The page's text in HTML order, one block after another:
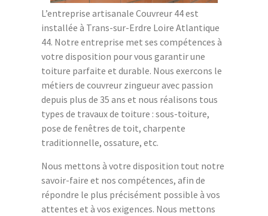
L’entreprise artisanale Couvreur 44 est
installée à Trans-sur-Erdre Loire Atlantique
44. Notre entreprise met ses compétences à
votre disposition pour vous garantir une
toiture parfaite et durable. Nous exercons le
métiers de couvreur zingueur avec passion
depuis plus de 35 ans et nous réalisons tous
types de travaux de toiture : sous-toiture,
pose de fenêtres de toit, charpente
traditionnelle, ossature, etc.
Nous mettons à votre disposition tout notre
savoir-faire et nos compétences, afin de
répondre le plus précisément possible à vos
attentes et à vos exigences. Nous mettons